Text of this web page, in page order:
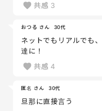
共感 3
おつる さん 30代
ネットでもリアルでも
達に！
共感 4
匿名 さん 30代
旦那に直接言う